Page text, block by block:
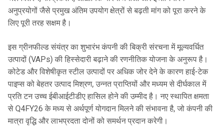
अनुप्रयोगों जैसे प्रमुख अंतिम उपयोग क्षेत्रों से बढ़ती मांग को पूरा करने के
लिए पूरी तरह सक्षम है।
इस ग्रीनफील्ड संयंत्र का शुभारंभ कंपनी की बिक्री संरचना में मूल्यवर्धित
उत्पादों (VAPs) की हिस्सेदारी बढ़ाने की रणनीतिक योजना के अनुरूप है।
कोटेड और विशेषीकृत स्टील उत्पादों पर अधिक जोर देने के कारण हाई-टेक
पाइप्स को बेहतर उत्पाद मिश्रण, उन्नत प्राप्तियों और मध्यम से दीर्घकाल में
प्रति टन उच्च ईबीआईटीडीए हासिल होने की उम्मीद है। नए स्थापित क्षमता
से Q4FY26 के मध्य से अर्थपूर्ण योगदान मिलने की संभावना है, जो कंपनी की
मात्रा वृद्धि और लाभप्रदता दोनों को समर्थन प्रदान करेगी।